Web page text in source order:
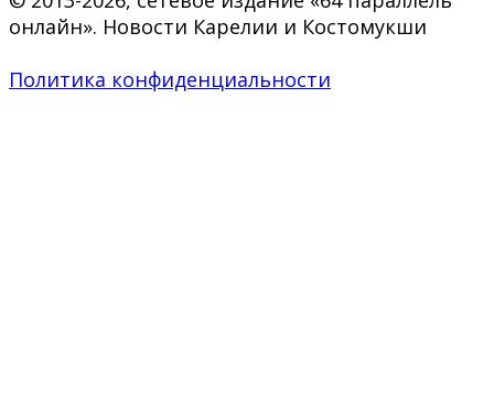
онлайн». Новости Карелии и Костомукши
Политика конфиденциальности